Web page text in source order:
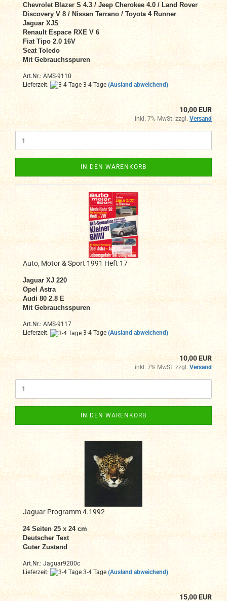
Chevrolet Blazer S 4.3 / Jeep Cherokee 4.0 / Land Rover
Discovery V 8 / Nissan Terrano / Toyota 4 Runner
Jaguar XJS
Renault Espace RXE V 6
Fiat Tipo 2.0 16V
Seat Toledo
Mit Gebrauchsspuren
Art.Nr.: AMS-9110
Lieferzeit:
3-4 Tage (Ausland abweichend)
10,00 EUR
inkl. 7% MwSt. zzgl. Versand
IN DEN WARENKORB
Auto, Motor & Sport 1991 Heft 17
Jaguar XJ 220
Opel Astra
Audi 80 2.8 E
Mit Gebrauchsspuren
Art.Nr.: AMS-9117
Lieferzeit:
3-4 Tage (Ausland abweichend)
10,00 EUR
inkl. 7% MwSt. zzgl. Versand
IN DEN WARENKORB
Jaguar Programm 4.1992
24 Seiten 25 x 24 cm
Deutscher Text
Guter Zustand
Art.Nr.: Jaguar9200c
Lieferzeit:
3-4 Tage (Ausland abweichend)
15,00 EUR